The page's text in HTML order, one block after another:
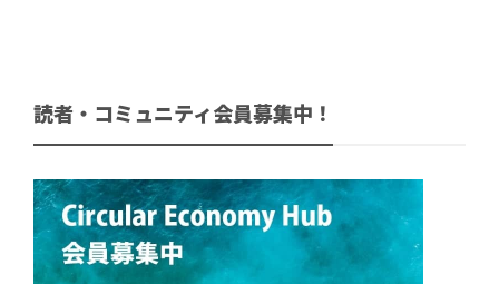
読者・コミュニティ会員募集中！